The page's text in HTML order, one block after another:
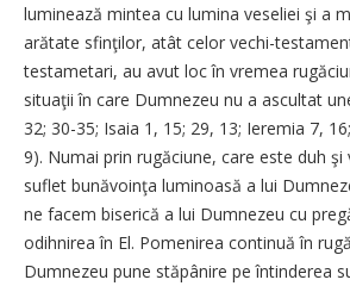
luminează mintea cu lumina veseliei şi a
arătate sfinţilor, atât celor vechi-
testametari, au avut loc în vremea
situaţii în care Dumnezeu nu a ascultat
32; 30-35; Isaia 1, 15; 29, 13; Ieremia 7,
9). Numai prin rugăciune, care este duh şi
suflet bunăvoinţa luminoasă a lui
ne facem biserică a lui Dumnezeu cu
odihnirea în El. Pomenirea continuă în
Dumnezeu pune stăpânire pe întinderea